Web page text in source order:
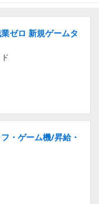
ゼロ 新規ゲームタ
・ゲーム機/昇給・